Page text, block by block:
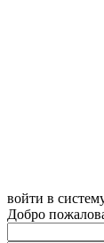
войти в
Добро